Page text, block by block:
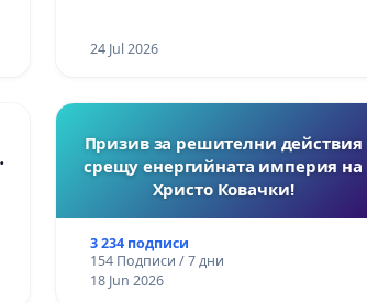
24 Jul 2026
Призив за решителни действия
срещу енергийната империя на
Христо Ковачки!
3 234 подписи
154 Подписи / 7 дни
18 Jun 2026